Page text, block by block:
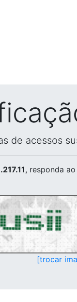
de acessos
, responda
[trocar